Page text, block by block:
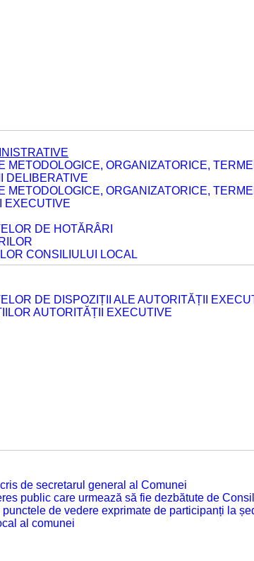
ORGANIZATORICE,
DELIBERATIVE
ORGANIZATORICE,
EXECUTIVE
DE HOTĂRÂRI
CONSILIULUI LOCAL
DE DISPOZIȚII ALE AUTORITĂȚII
AUTORITĂȚII EXECUTIVE
de secretarul general al Comunei
public care urmează să fie dezbătute de
de vedere exprimate de participanți la
al comunei